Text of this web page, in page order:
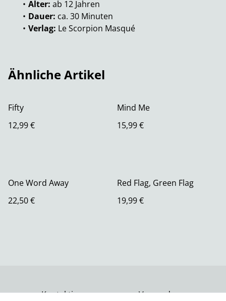
Alter: ab 12 Jahren
Dauer: ca. 30 Minuten
Verlag: Le Scorpion Masqué
Ähnliche Artikel
Fifty
12,99 €
Mind Me
15,99 €
One Word Away
22,50 €
Red Flag, Green Flag
19,99 €
Kontaktiere uns
Versand